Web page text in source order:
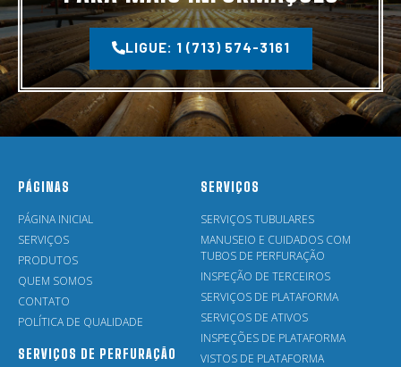
LIGUE: 1 (713) 574-3161
PÁGINAS
PÁGINA INICIAL
SERVIÇOS
PRODUTOS
QUEM SOMOS
CONTATO
POLÍTICA DE QUALIDADE
SERVIÇOS DE PERFURAÇÃO
SERVIÇOS
SERVIÇOS TUBULARES
MANUSEIO E CUIDADOS COM
TUBOS DE PERFURAÇÃO
INSPEÇÃO DE TERCEIROS
SERVIÇOS DE PLATAFORMA
SERVIÇOS DE ATIVOS
INSPEÇÕES DE PLATAFORMA
VISTOS DE PLATAFORMA